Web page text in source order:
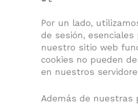
Por un lado,
de sesión, esenciales
nuestro sitio web
cookies no pueden
en nuestros
Además de nuestras